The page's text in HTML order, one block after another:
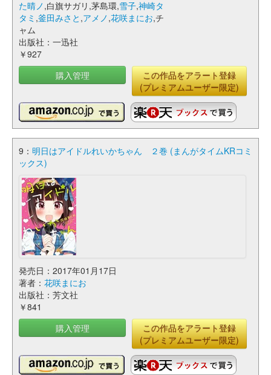
た晴ノ ,白旗サガリ,茅島環,雪子,神崎タ
タミ ,釜田みさと ,アメノ ,花咲まにお,チ
ャム
出版社：一迅社
￥927
購入管理
この作品をアラート登録
(プレミアムユーザー限定)
9： 明日はアイドルれいかちゃん ２巻 (まんがタイムKRコミ
ックス)
発売日：2017年01月17日
著者： 花咲まにお
出版社：芳文社
￥841
購入管理
この作品をアラート登録
(プレミアムユーザー限定)